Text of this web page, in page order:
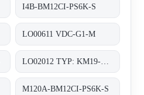
I4B-BM12CI-PS6K-S
LO00611 VDC-G1-M
M120A-BM12CI-PS6K-S